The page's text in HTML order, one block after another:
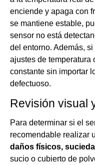
enciende y apaga con
se mantiene estable,
sensor no está
del entorno. Además,
ajustes de temperatura
constante sin importar
defectuoso.
Revisión visual
Para determinar si el
recomendable realizar
daños físicos,
sucio o cubierto de